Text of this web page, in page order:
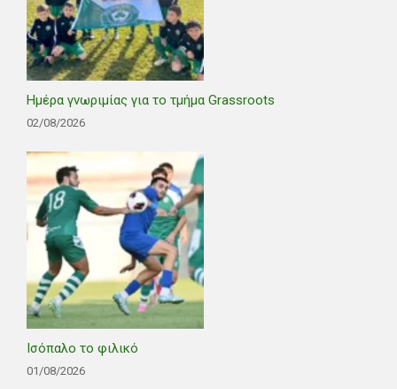
Ημέρα γνωριμίας για το τμήμα Grassroots
02/08/2026
Ισόπαλο το φιλικό
01/08/2026